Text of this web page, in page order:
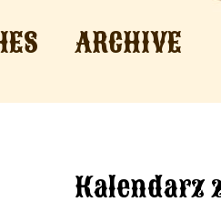
ARCHIVE
Kalendarz